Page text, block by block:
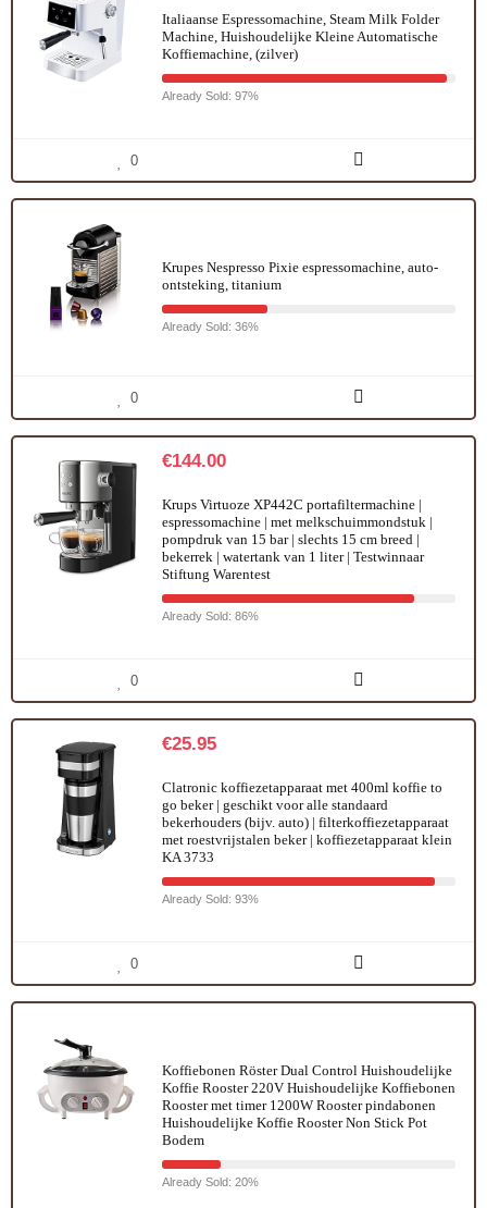
Italiaanse Espressomachine, Steam Milk Folder
Machine, Huishoudelijke Kleine Automatische
Koffiemachine, (zilver)
Already Sold: 97%
0
Krupes Nespresso Pixie espressomachine, auto-
ontsteking, titanium
Already Sold: 36%
0
€144.00
Krups Virtuoze XP442C portafiltermachine |
espressomachine | met melkschuimmondstuk |
pompdruk van 15 bar | slechts 15 cm breed |
bekerrek | watertank van 1 liter | Testwinnaar
Stiftung Warentest
Already Sold: 86%
0
€25.95
Clatronic koffiezetapparaat met 400ml koffie to
go beker | geschikt voor alle standaard
bekerhouders (bijv. auto) | filterkoffiezetapparaat
met roestvrijstalen beker | koffiezetapparaat klein
KA 3733
Already Sold: 93%
0
Koffiebonen Röster Dual Control Huishoudelijke
Koffie Rooster 220V Huishoudelijke Koffiebonen
Rooster met timer 1200W Rooster pindabonen
Huishoudelijke Koffie Rooster Non Stick Pot
Bodem
Already Sold: 20%